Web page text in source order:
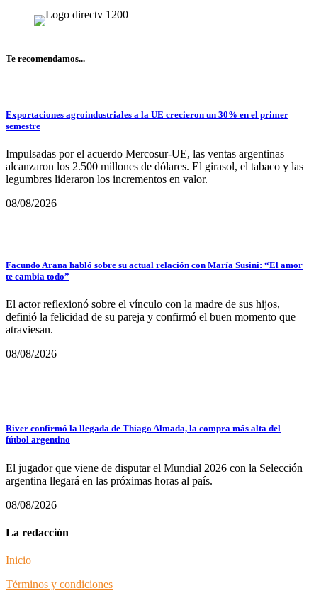
Te recomendamos...
Exportaciones agroindustriales a la UE crecieron un 30% en el primer
semestre
Impulsadas por el acuerdo Mercosur-UE, las ventas argentinas
alcanzaron los 2.500 millones de dólares. El girasol, el tabaco y las
legumbres lideraron los incrementos en valor.
08/08/2026
Facundo Arana habló sobre su actual relación con María Susini: “El amor
te cambia todo”
El actor reflexionó sobre el vínculo con la madre de sus hijos,
definió la felicidad de su pareja y confirmó el buen momento que
atraviesan.
08/08/2026
River confirmó la llegada de Thiago Almada, la compra más alta del
fútbol argentino
El jugador que viene de disputar el Mundial 2026 con la Selección
argentina llegará en las próximas horas al país.
08/08/2026
La redacción
Inicio
Términos y condiciones